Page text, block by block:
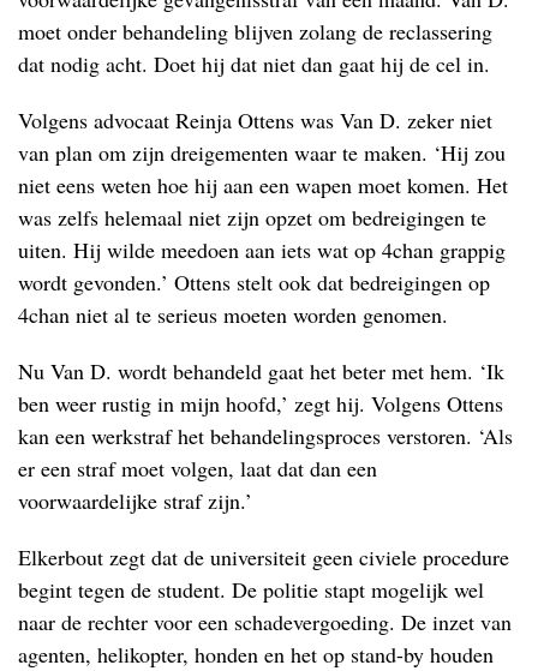
moet onder behandeling blijven zolang de reclassering
dat nodig acht. Doet hij dat niet dan gaat hij de cel in.
Volgens advocaat Reinja Ottens was Van D. zeker niet
van plan om zijn dreigementen waar te maken. ‘Hij zou
niet eens weten hoe hij aan een wapen moet komen. Het
was zelfs helemaal niet zijn opzet om bedreigingen te
uiten. Hij wilde meedoen aan iets wat op 4chan grappig
wordt gevonden.’ Ottens stelt ook dat bedreigingen op
4chan niet al te serieus moeten worden genomen.
Nu Van D. wordt behandeld gaat het beter met hem. ‘Ik
ben weer rustig in mijn hoofd,’ zegt hij. Volgens Ottens
kan een werkstraf het behandelingsproces verstoren. ‘Als
er een straf moet volgen, laat dat dan een
voorwaardelijke straf zijn.’
Elkerbout zegt dat de universiteit geen civiele procedure
begint tegen de student. De politie stapt mogelijk wel
naar de rechter voor een schadevergoeding. De inzet van
agenten, helikopter, honden en het op stand-by houden